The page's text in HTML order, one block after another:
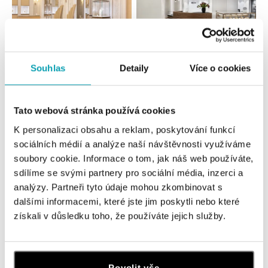
Souhlas Detaily Více o cookies
Tato webová stránka používá cookies
K personalizaci obsahu a reklam, poskytování funkcí
sociálních médií a analýze naší návštěvnosti využíváme
soubory cookie. Informace o tom, jak náš web používáte,
sdílíme se svými partnery pro sociální média, inzerci a
analýzy. Partneři tyto údaje mohou zkombinovat s
dalšími informacemi, které jste jim poskytli nebo které
získali v důsledku toho, že používáte jejich služby.
Slovensko
HALADA Pařížská, Praha
tel.: +420724986111
zítra otevřeno od 10:00
HALADA Na Příkopě, Praha
Na Příkopě 16, 110 00 Praha 1
tel.: +420608028615
zítra otevřeno od 09:00
HALADA Česká, Brno